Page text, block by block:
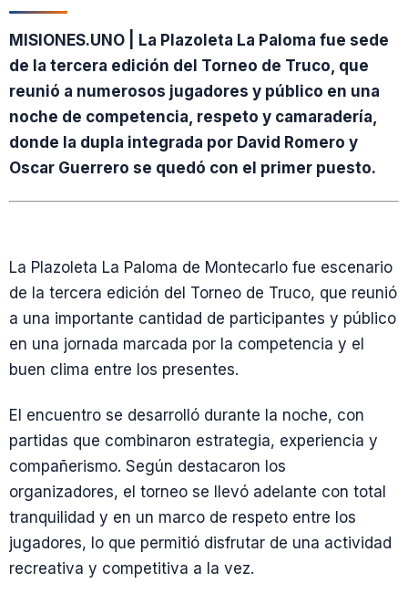
MISIONES.UNO | La Plazoleta La Paloma fue sede
de la tercera edición del Torneo de Truco, que
reunió a numerosos jugadores y público en una
noche de competencia, respeto y camaradería,
donde la dupla integrada por David Romero y
Oscar Guerrero se quedó con el primer puesto.
La Plazoleta La Paloma de Montecarlo fue escenario
de la tercera edición del Torneo de Truco, que reunió
a una importante cantidad de participantes y público
en una jornada marcada por la competencia y el
buen clima entre los presentes.
El encuentro se desarrolló durante la noche, con
partidas que combinaron estrategia, experiencia y
compañerismo. Según destacaron los
organizadores, el torneo se llevó adelante con total
tranquilidad y en un marco de respeto entre los
jugadores, lo que permitió disfrutar de una actividad
recreativa y competitiva a la vez.